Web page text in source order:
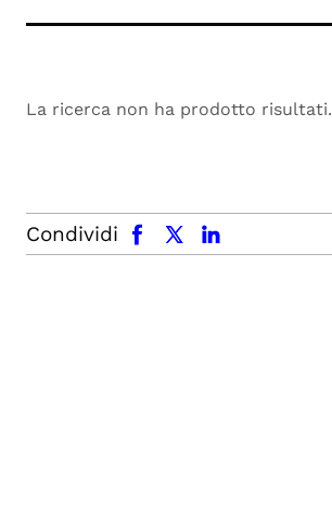
La ricerca non ha prodotto risultati.
Condividi
facebook x.com linkedin